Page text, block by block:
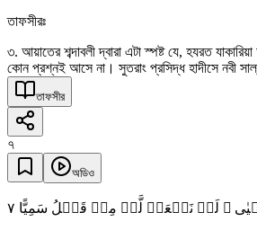
তাফসীরঃ
৩. আয়াতের শব্দাবলী দ্বারা এটা স্পষ্ট যে, হযরত
কোন প্রশ্নই আসে না। সুতরাং প্রসিদ্ধ হাদীসে নবী
তাফসীর
৭
অডিও
یَحۡیٰی ۙ لَمۡ نَجۡعَلۡ لَّہٗ مِنۡ قَبۡلُ سَمِیًّا ٧